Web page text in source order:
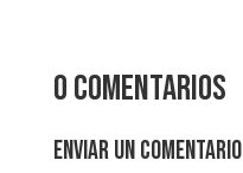
0 comentarios
Enviar un comentario